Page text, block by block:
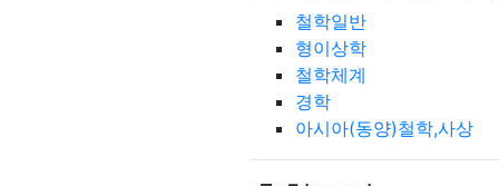
철학일반
형이상학
철학체계
경학
아시아(동양)철학,사상